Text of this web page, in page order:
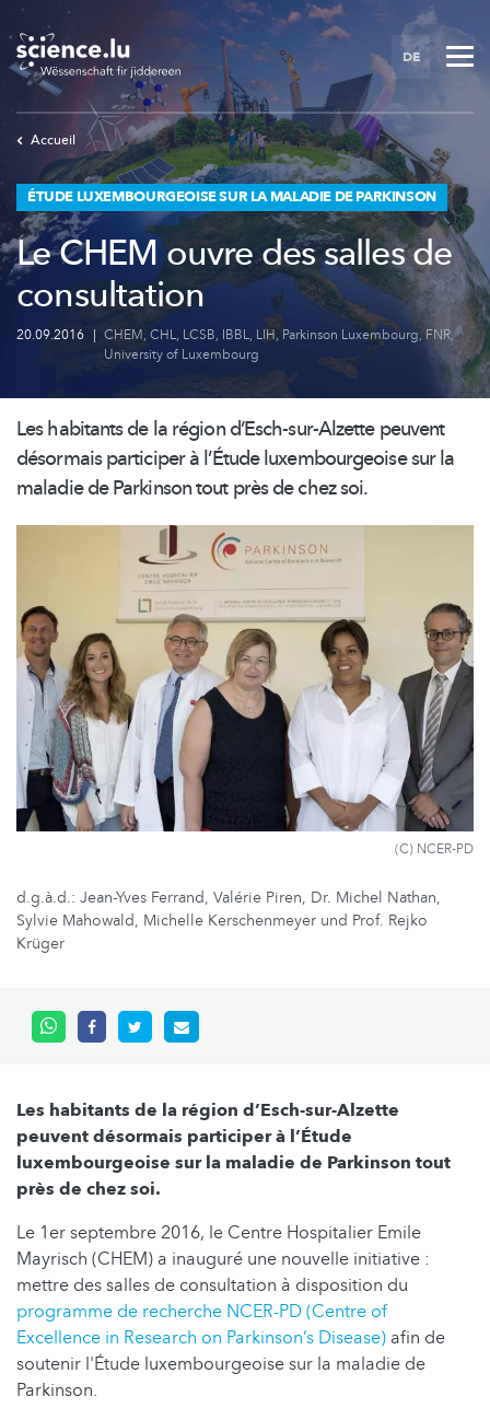
Skip
to
main
content
DE
Accueil
ÉTUDE LUXEMBOURGEOISE SUR LA MALADIE DE PARKINSON
Le CHEM ouvre des salles de
consultation
20.09.2016 | CHEM, CHL, LCSB, IBBL, LIH, Parkinson Luxembourg,FNR,
University of Luxembourg
Les habitants de la région d’Esch-sur-Alzettepeuvent
désormais participer à l’Étudeluxembourgeoisesur la
maladie de Parkinson tout près de chez soi.
(C) NCER-PD
d.g.à.d.: Jean-Yves Ferrand, Valérie Piren, Dr. Michel Nathan,
Sylvie Mahowald, Michelle Kerschenmeyer und Prof. Rejko
Krüger
Les habitants de la région d’Esch-sur-Alzette
peuvent désormais participer à l’Étude
luxembourgeoise sur la maladie de Parkinson tout
près de chez soi.
Le 1er septembre 2016, le Centre Hospitalier Emile
Mayrisch (CHEM) a inauguré une nouvelle initiative :
mettre des salles de consultation à disposition du
programme de recherche NCER-PD (Centre of
Excellence in Research on Parkinson’s Disease) afin de
soutenir l'Étude luxembourgeoise sur la maladie de
Parkinson.